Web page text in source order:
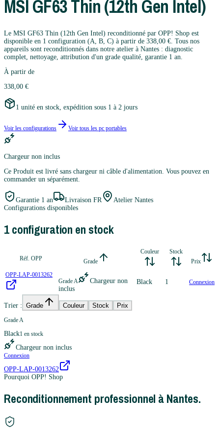
MSIGF63 Thin (12th Gen Intel)
Le MSI GF63 Thin (12th Gen Intel) reconditionné par OPP! Shop est
disponible en 1 configuration (A, B, C) à partir de 338,00 €. Tous nos
appareils sont reconditionnés dans notre atelier à Nantes : diagnostic
complet, nettoyage, attribution d'un grade qualité, garantie 1 an.
À partir de
338,00 €
1 unité en stock, expédition sous 1 à 2 jours
Voir les configurations Voir tous les pc portables
Chargeur non inclus
Ce Produit est livré sans chargeur ni câble d'alimentation. Vous pouvez en
commander un séparément.
Garantie 1 an Livraison FR
Atelier Nantes
Configurations disponibles
1configuration en stock
Réf. OPP Grade
Couleur
Stock
Prix
OPP-LAP-0013262
Grade A
Chargeur non
inclus
Black 1 Connexion
Trier : Grade Couleur Stock Prix
Grade A
Black1 en stock
Chargeur non inclus
Connexion
OPP-LAP-0013262
Pourquoi OPP! Shop
Reconditionnement professionnel à Nantes.